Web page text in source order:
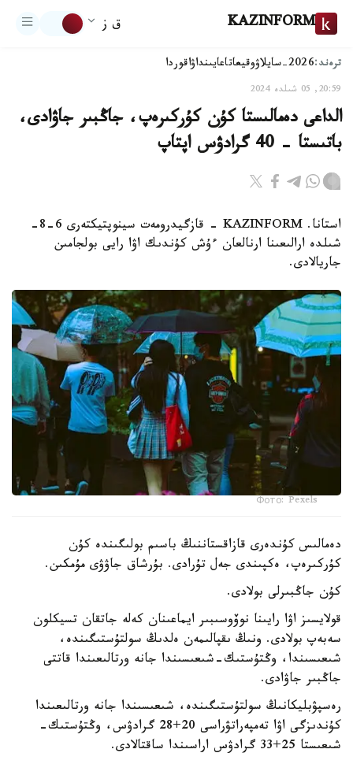
KAZINFORM ق ز
ترەند:2026-سايلاۋ وقيعاتاعايىنداۋاقوردا
20:59, 05 شىلدە 2024
الداعى دەمالىستا كۇن كۇركىرەپ، جاڭبىر جاۋادى،
باتىستا - 40 گرادۋس اپتاپ
استانا. KAZINFORM - قازگيدرومەت سينوپتيكتەرى 6-8-
شىلدە ارالىعىنا ارنالعان ءۇش كۇندىك اۋا رايى بولجامىن
جاريالادى.
Фото: Pexels
دەمالىس كۇندەرى قازاقستاننىڭ باسىم بولىگىندە كۇن
كۇركىرەپ، ەكپىندى جەل تۇرادى. بۇرشاق جاۋۋى مۇمكىن.
كۇن جاڭبىرلى بولادى.
قولايسىز اۋا رايىنا نوۆوسىبىر ايماعىنان كەلە جاتقان تسيكلون
سەبەپ بولادى. ونىڭ ىقپالىمەن ەلدىڭ سولتۇستىگىندە،
شىعىسىندا، وڭتۇستىك-شىعىسىندا جانە ورتالىعىندا قاتتى
جاڭبىر جاۋادى.
رەسپۋبليكانىڭ سولتۇستىگىندە، شىعىسىندا جانە ورتالىعىندا
كۇندىزگى اۋا تەمپەراتۋراسى 20+28 گرادۋس، وڭتۇستىك-
شىعىستا 25+33 گرادۋس اراسىندا ساقتالادى.